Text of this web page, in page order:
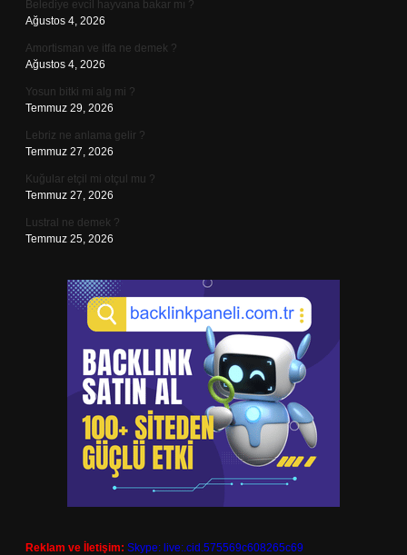
Belediye evcil hayvana bakar mı ?
Ağustos 4, 2026
Amortisman ve itfa ne demek ?
Ağustos 4, 2026
Yosun bitki mi alg mi ?
Temmuz 29, 2026
Lebriz ne anlama gelir ?
Temmuz 27, 2026
Kuğular etçil mi otçul mu ?
Temmuz 27, 2026
Lustral ne demek ?
Temmuz 25, 2026
Reklam ve İletişim: Skype: live:.cid.575569c608265c69